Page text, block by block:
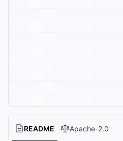
README Apache-2.0